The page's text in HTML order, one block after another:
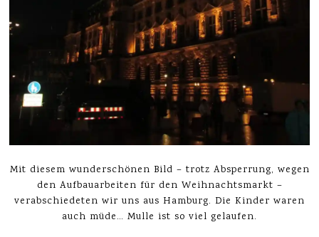
Mit diesem wunderschönen Bild – trotz Absperrung, wegen
den Aufbauarbeiten für den Weihnachtsmarkt –
verabschiedeten wir uns aus Hamburg. Die Kinder waren
auch müde… Mulle ist so viel gelaufen.